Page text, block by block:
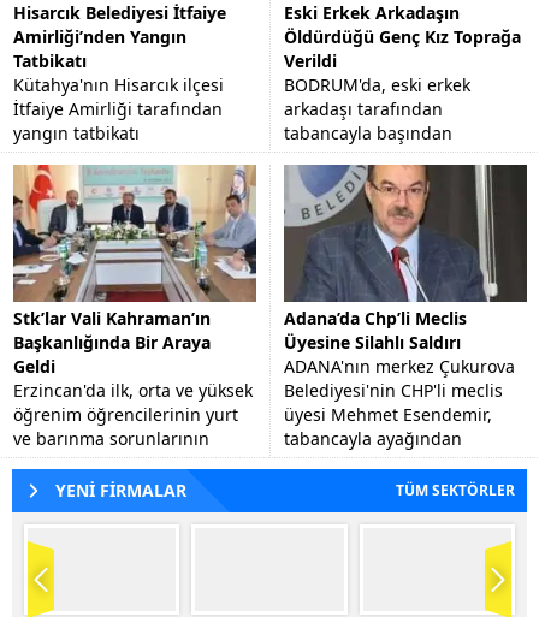
Hisarcık Belediyesi İtfaiye
Amirliği’nden Yangın
Tatbikatı
Kütahya'nın Hisarcık ilçesi
İtfaiye Amirliği tarafından
yangın tatbikatı
gerçekleştirildi.
Eski Erkek Arkadaşın
Öldürdüğü Genç Kız Toprağa
Verildi
BODRUM'da, eski erkek
arkadaşı tarafından
tabancayla başından
vurularak öldürülen 23
yaşındaki Funda Altınbezer,
memleketi Aydın'ın Nazilli
İlçesi'nde...
Stk’lar Vali Kahraman’ın
Başkanlığında Bir Araya
Geldi
Erzincan'da ilk, orta ve yüksek
öğrenim öğrencilerinin yurt
ve barınma sorunlarının
tespiti, eğitim kalitesinin
artırılmasına yönelik görüş
alışverişlerinde...
Adana’da Chp’li Meclis
Üyesine Silahlı Saldırı
ADANA'nın merkez Çukurova
Belediyesi'nin CHP'li meclis
üyesi Mehmet Esendemir,
tabancayla ayağından
vuruldu.
YENİ FİRMALAR
TÜM SEKTÖRLER